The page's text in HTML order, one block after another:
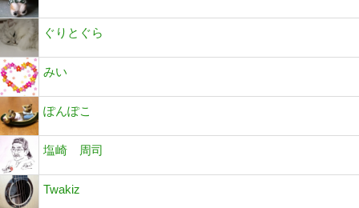
ぐりとぐら
みい
ぽんぽこ
塩崎 周司
Twakiz